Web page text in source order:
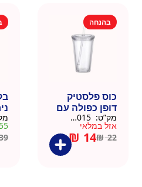
בהנחה
כוס פלסטיק
דופן כפולה עם
קשית
מק”ט: 9911015
אזל במלאי
₪22
₪ 14
–
155